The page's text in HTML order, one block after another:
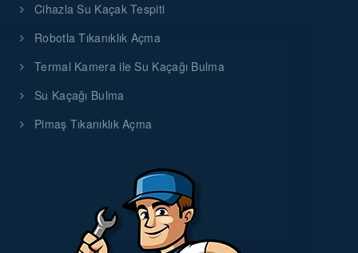
Cihazla Su Kaçak Tespiti
Robotla Tıkanıklık Açma
Termal Kamera ile Su Kaçağı Bulma
Su Kaçağı Bulma
Pimaş Tıkanıklık Açma